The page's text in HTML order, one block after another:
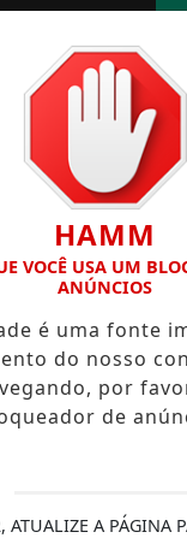
ELEIÇÃO DO
HAMM
VOCÊ USA UM
ANÚNCIOS
é uma fonte
do nosso
por
de
ATUALIZE A PÁGINA